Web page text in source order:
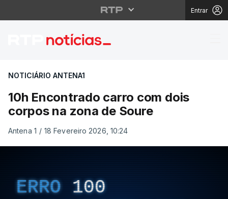
Entrar
10h Encontrado carro
NOTICIÁRIO ANTENA1
10h Encontrado carro com dois
corpos na zona de Soure
Antena 1 / 18 Fevereiro 2026, 10:24
ERRO 100